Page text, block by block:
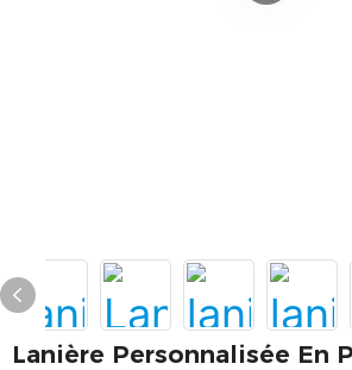
Lanière Personnalisée En